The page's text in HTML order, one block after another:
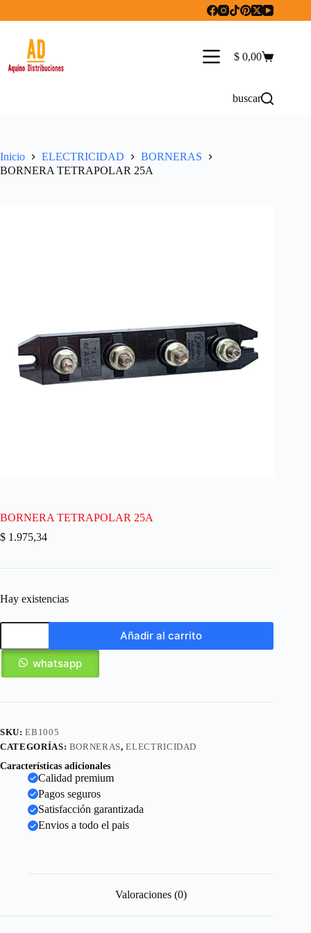
Carro
$ 0,00
buscar
Inicio ELECTRICIDAD
BORNERAS
BORNERA TETRAPOLAR 25A
BORNERA TETRAPOLAR 25A
$ 1.975,34
Hay existencias
Añadir al carrito
whatsapp
SKU:EB1005
CATEGORÍAS: BORNERAS,ELECTRICIDAD
Características adicionales
Calidad premium
Pagos seguros
Satisfacción garantizada
Envios a todo el pais
Valoraciones (0)